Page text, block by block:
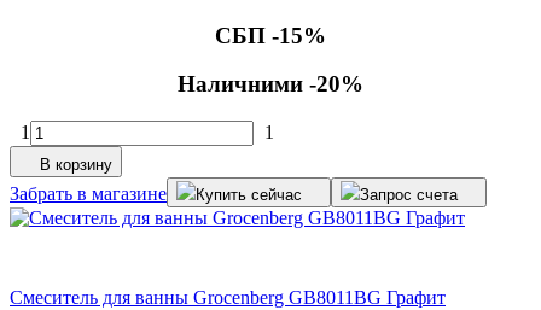
СБП -15%
Наличними -20%
1 1
В корзину
Забрать в магазине Купить сейчас Запрос счета
Смеситель для ванны Grocenberg GB8011BG Графит